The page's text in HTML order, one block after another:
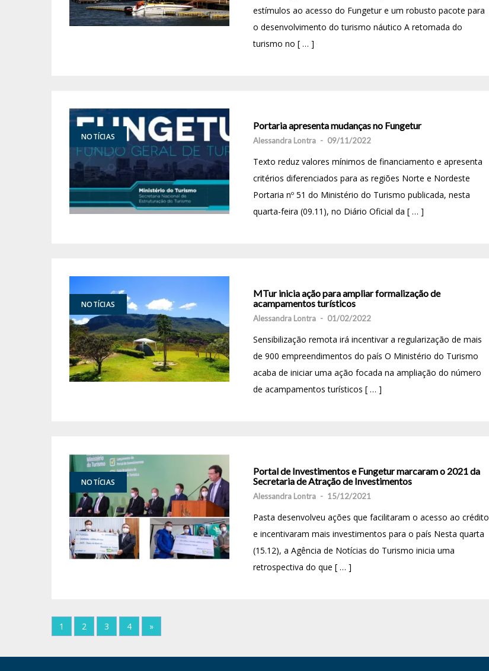
estímulos ao acesso do Fungetur e um robusto pacote para
o desenvolvimento do turismo náutico A retomada do
turismo no [ … ]
NOTÍCIAS
Portaria apresenta mudanças no Fungetur
Alessandra Lontra - 09/11/2022
Texto reduz valores mínimos de financiamento e apresenta
critérios diferenciados para as regiões Norte e Nordeste
Portaria nº 51 do Ministério do Turismo publicada, nesta
quarta-feira (09.11), no Diário Oficial da [ … ]
NOTÍCIAS
MTur inicia ação para ampliar formalização de
acampamentos turísticos
Alessandra Lontra - 01/02/2022
Sensibilização remota irá incentivar a regularização de mais
de 900 empreendimentos do país O Ministério do Turismo
acaba de iniciar uma ação focada na ampliação do número
de acampamentos turísticos [ … ]
NOTÍCIAS
Portal de Investimentos e Fungetur marcaram o 2021 da
Secretaria de Atração de Investimentos
Alessandra Lontra - 15/12/2021
Pasta desenvolveu ações que facilitaram o acesso ao crédito
e incentivaram mais investimentos para o país Nesta quarta
(15.12), a Agência de Notícias do Turismo inicia uma
retrospectiva do que [ … ]
1 2 3 4 »